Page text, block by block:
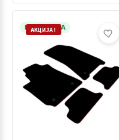
НА ЗАЛИХА
АКЦИЈА!